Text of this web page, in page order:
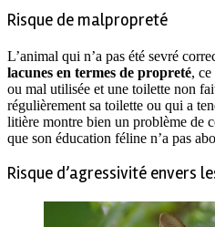
Risque de malpropreté
L’animal qui n’a pas été sevré
lacunes en termes de propreté,
ou mal utilisée et une toilette non
régulièrement sa toilette ou qui a
litière montre bien un problème de
que son éducation féline n’a pas
Risque d’agressivité envers